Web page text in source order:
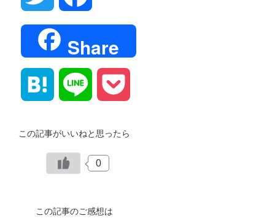
Share
Hatena Line
この記事がいいねと思ったら
0
この記事のご感想は